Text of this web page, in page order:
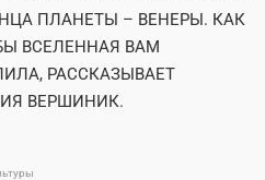
ПЛАНЕТЫ – ВЕНЕРЫ. КАК
ВСЕЛЕННАЯ ВАМ
РАССКАЗЫВАЕТ
ВЕРШИНИК.